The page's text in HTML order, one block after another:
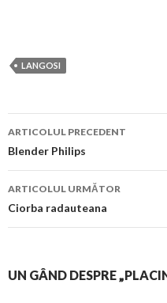
LANGOSI
Navigare
în
articol
ARTICOLUL PRECEDENT
Blender Philips
ARTICOLUL URMĂTOR
Ciorba radauteana
UN GÂND DESPRE